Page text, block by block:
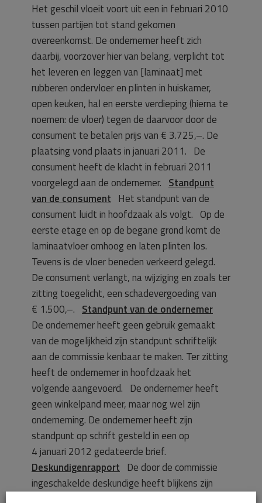
Het geschil vloeit voort uit een in februari 2010
tussen partijen tot stand gekomen
overeenkomst. De ondernemer heeft zich
daarbij, voorzover hier van belang, verplicht tot
het leveren en leggen van [laminaat] met
rubberen ondervloer en plinten in huiskamer,
open keuken, hal en eerste verdieping (hierna te
noemen: de vloer) tegen de daarvoor door de
consument te betalen prijs van € 3.725,–. De
plaatsing vond plaats in januari 2011. De
consument heeft de klacht in februari 2011
voorgelegd aan de ondernemer. Standpunt
van de consument Het standpunt van de
consument luidt in hoofdzaak als volgt. Op de
eerste etage en op de begane grond komt de
laminaatvloer omhoog en laten plinten los.
Tevens is de vloer beneden verkeerd gelegd.
De consument verlangt, na wijziging en zoals ter
zitting toegelicht, een schadevergoeding van
€ 1.500,–. Standpunt van de ondernemer
De ondernemer heeft geen gebruik gemaakt
van de mogelijkheid zijn standpunt schriftelijk
aan de commissie kenbaar te maken. Ter zitting
heeft de ondernemer in hoofdzaak het
volgende aangevoerd. De ondernemer heeft
geen winkelpand meer, maar nog wel zijn
onderneming. De ondernemer heeft zijn
standpunt op schrift gesteld in een op
4 januari 2012 gedateerde brief.
Deskundigenrapport De door de commissie
ingeschakelde deskundige heeft blijkens zijn